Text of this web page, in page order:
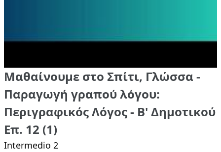
Μαθαίνουμε στο Σπίτι, Γλώσσα -
Παραγωγή γραπού λόγου:
Περιγραφικός Λόγος - Β' Δημοτικού
Επ. 12 (1)
Intermedio 2